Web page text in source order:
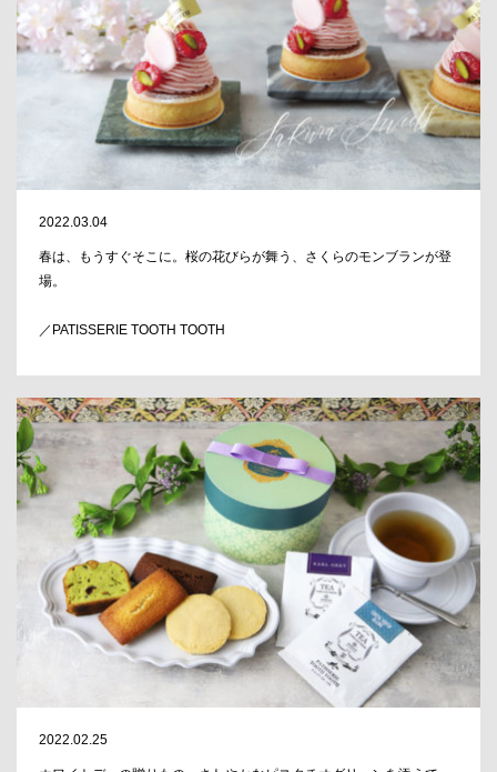
2022.03.04
春は、もうすぐそこに。桜の花びらが舞う、さくらのモンブランが登
場。
／PATISSERIE TOOTH TOOTH
2022.02.25